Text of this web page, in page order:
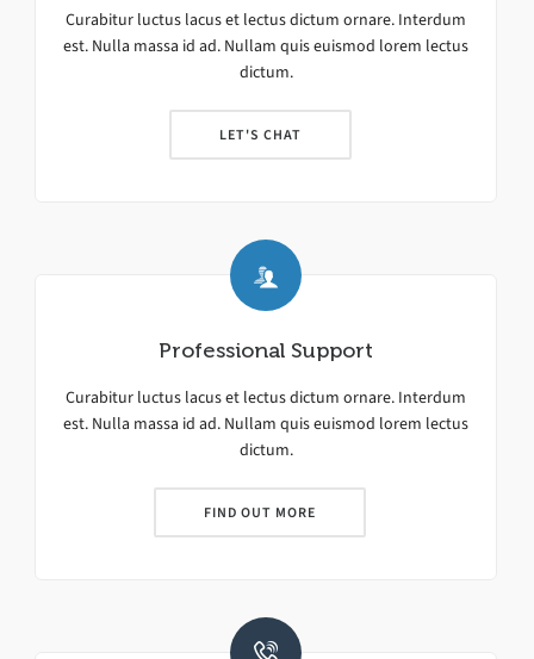
Curabitur luctus lacus et lectus dictum ornare. Interdum
est. Nulla massa id ad. Nullam quis euismod lorem lectus
dictum.
LET'S CHAT
Professional Support
Curabitur luctus lacus et lectus dictum ornare. Interdum
est. Nulla massa id ad. Nullam quis euismod lorem lectus
dictum.
FIND OUT MORE